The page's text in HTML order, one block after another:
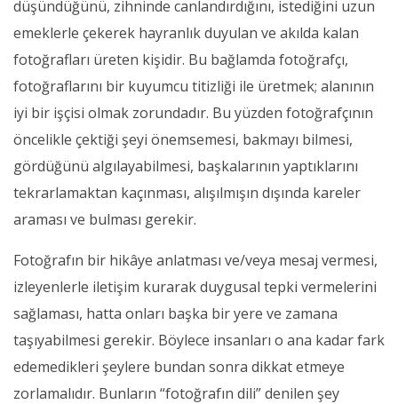
düşündüğünü, zihninde canlandırdığını, istediğini uzun
emeklerle çekerek hayranlık duyulan ve akılda kalan
fotoğrafları üreten kişidir. Bu bağlamda fotoğrafçı,
fotoğraflarını bir kuyumcu titizliği ile üretmek; alanının
iyi bir işçisi olmak zorundadır. Bu yüzden fotoğrafçının
öncelikle çektiği şeyi önemsemesi, bakmayı bilmesi,
gördüğünü algılayabilmesi, başkalarının yaptıklarını
tekrarlamaktan kaçınması, alışılmışın dışında kareler
araması ve bulması gerekir.
Fotoğrafın bir hikâye anlatması ve/veya mesaj vermesi,
izleyenlerle iletişim kurarak duygusal tepki vermelerini
sağlaması, hatta onları başka bir yere ve zamana
taşıyabilmesi gerekir. Böylece insanları o ana kadar fark
edemedikleri şeylere bundan sonra dikkat etmeye
zorlamalıdır. Bunların “fotoğrafın dili” denilen şey